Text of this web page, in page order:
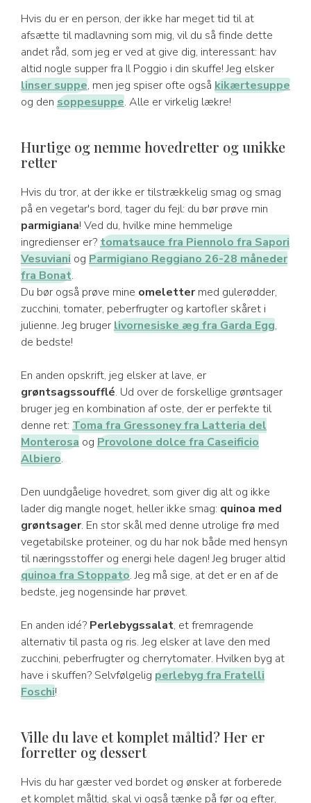
Hvis du er en person, der ikke har meget tid til at
afsætte til madlavning som mig, vil du så finde dette
andet råd, som jeg er ved at give dig, interessant: hav
altid nogle supper fra Il Poggio i din skuffe! Jeg elsker
linser suppe, men jeg spiser ofte også kikærtesuppe
og den soppesuppe. Alle er virkelig lækre!
Hurtige og nemme hovedretter og unikke
retter
Hvis du tror, at der ikke er tilstrækkelig smag og smag
på en vegetar's bord, tager du fejl: du bør prøve min
parmigiana! Ved du, hvilke mine hemmelige
ingredienser er?tomatsauce fra Piennolo fra Sapori
Vesuviani og Parmigiano Reggiano 26-28 måneder
fra Bonat.
Du bør også prøve mine omelettermed gulerødder,
zucchini, tomater, peberfrugter og kartofler skåret i
julienne. Jeg brugerlivornesiske æg fra Garda Egg,
de bedste!
En anden opskrift, jeg elsker at lave, er
grøntsagssoufflé. Ud over de forskellige grøntsager
bruger jeg en kombination af oste, der er perfekte til
denne ret: Toma fra Gressoney fra Latteria del
Monterosa og Provolone dolce fra Caseificio
Albiero.
Den uundgåelige hovedret, som giver dig alt og ikke
lader dig mangle noget, heller ikke smag: quinoa med
grøntsager. En stor skål med denne utrolige frø med
vegetabilske proteiner, og du har nok både med hensyn
til næringsstoffer og energi hele dagen! Jeg bruger altid
quinoa fra Stoppato. Jeg må sige, at det er en af de
bedste, jeg nogensinde har prøvet.
En anden idé? Perlebygssalat, et fremragende
alternativ til pasta og ris. Jeg elsker at lave den med
zucchini, peberfrugter og cherrytomater. Hvilken byg at
have i skuffen? Selvfølgelig perlebyg fra Fratelli
Foschi!
Ville du lave et komplet måltid? Her er
forretter og dessert
Hvis du har gæster ved bordet og ønsker at forberede
et komplet måltid, skal vi også tænke på før og efter,